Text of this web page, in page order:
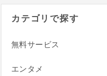
カテゴリで探す
無料サービス
エンタメ